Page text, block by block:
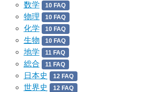
数学 10 FAQ
物理 10 FAQ
化学 10 FAQ
生物 10 FAQ
地学 11 FAQ
総合 11 FAQ
日本史 12 FAQ
世界史 12 FAQ